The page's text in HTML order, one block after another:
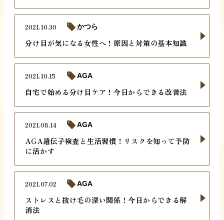
分け目が気になる女性へ！原因と対策の基本知識
2021.10.30 かつら
自宅で始める分け目ケア！今日からできる改善法
2021.10.15 AGA
AGA遺伝子検査と生活習慣！リスクを知って予防
に活かす
2021.08.14 AGA
ストレスと抜け毛の深い関係！今日からできる解
消法
2021.07.02 AGA